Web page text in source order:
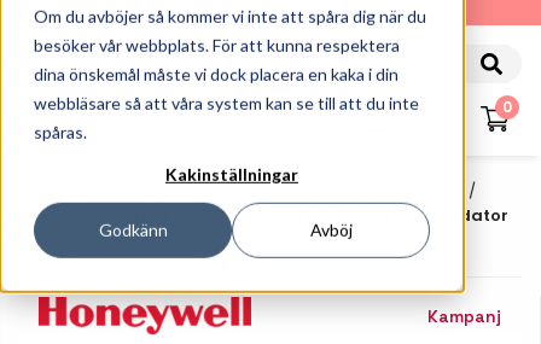
Om du avböjer så kommer vi inte att spåra dig när du
besöker vår webbplats. För att kunna respektera
dina önskemål måste vi dock placera en kaka i din
webbläsare så att våra system kan se till att du inte
spåras.
Kakinställningar
Godkänn Avböj
010-162 61 90
0
Handdatorer
Tillbehör Handdatorer
Honeywell Booted Charge Base - Laddställ Till Handdator
+ Strömadapter
Kampanj